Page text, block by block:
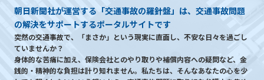
朝日新聞社が運営する「交通事故の羅針盤」は、交通事故問題
の解決をサポートするポータルサイトです
突然の交通事故で、「まさか」という現実に直面し、不安な日々を過ごし
ていませんか？
身体的な苦痛に加え、保険会社とのやり取りや補償内容への疑問など、金
銭的・精神的な負担は計り知れません。私たちは、そんなあなたの心を少